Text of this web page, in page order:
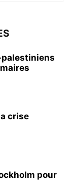
crise
pour